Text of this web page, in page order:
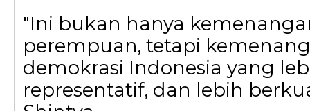
"Ini bukan hanya
perempuan, tetapi
demokrasi Indonesia yang
representatif, dan lebih